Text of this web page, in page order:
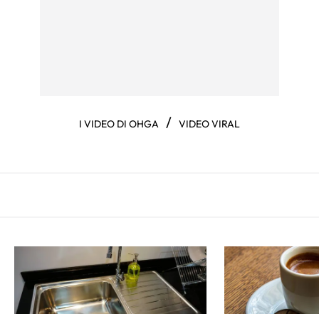
I VIDEO DI OHGA / VIDEO VIRAL